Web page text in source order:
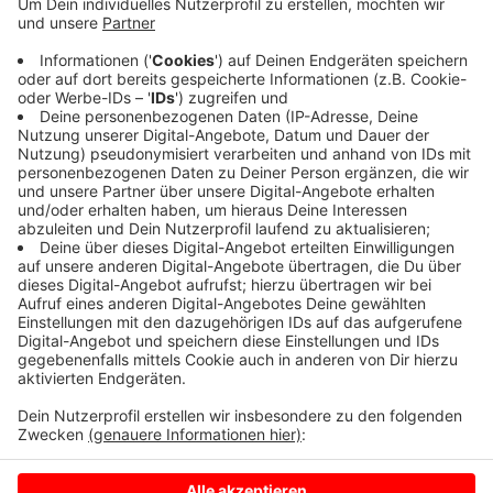
Arbeiter müssen die Brücke unter anderem noch
verschrauben und die Zuwege herrichten. Experten
prüfen dann noch einmal alles. Voraussichtlich in zwei
Wochen gibt die Stadt die Brücke frei. Dann kommen
Spaziergänger und Radfahrer wieder auf direktem Weg
vom Oedler Teich in Richtung Wildpark.
Anzeige
Anzeige